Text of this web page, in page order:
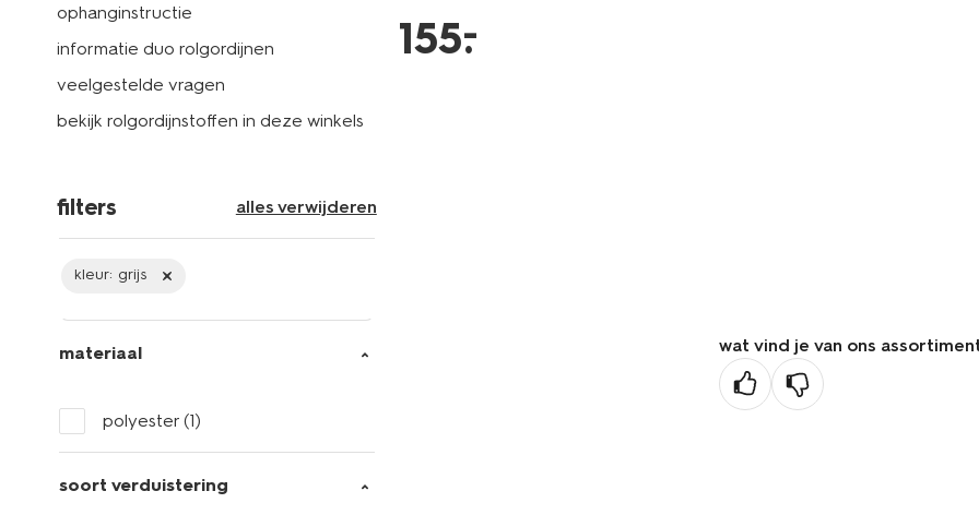
ophanginstructie
informatie duo rolgordijnen
veelgestelde vragen
bekijk rolgordijnstoffen in deze winkels
filters alles verwijderen
kleur: grijs
materiaal
polyester (1)
soort verduistering
155.
–
wat vind je van ons